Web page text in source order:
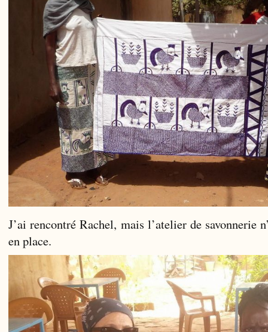
J’ai rencontré Rachel, mais l’atelier de savonnerie
en place.